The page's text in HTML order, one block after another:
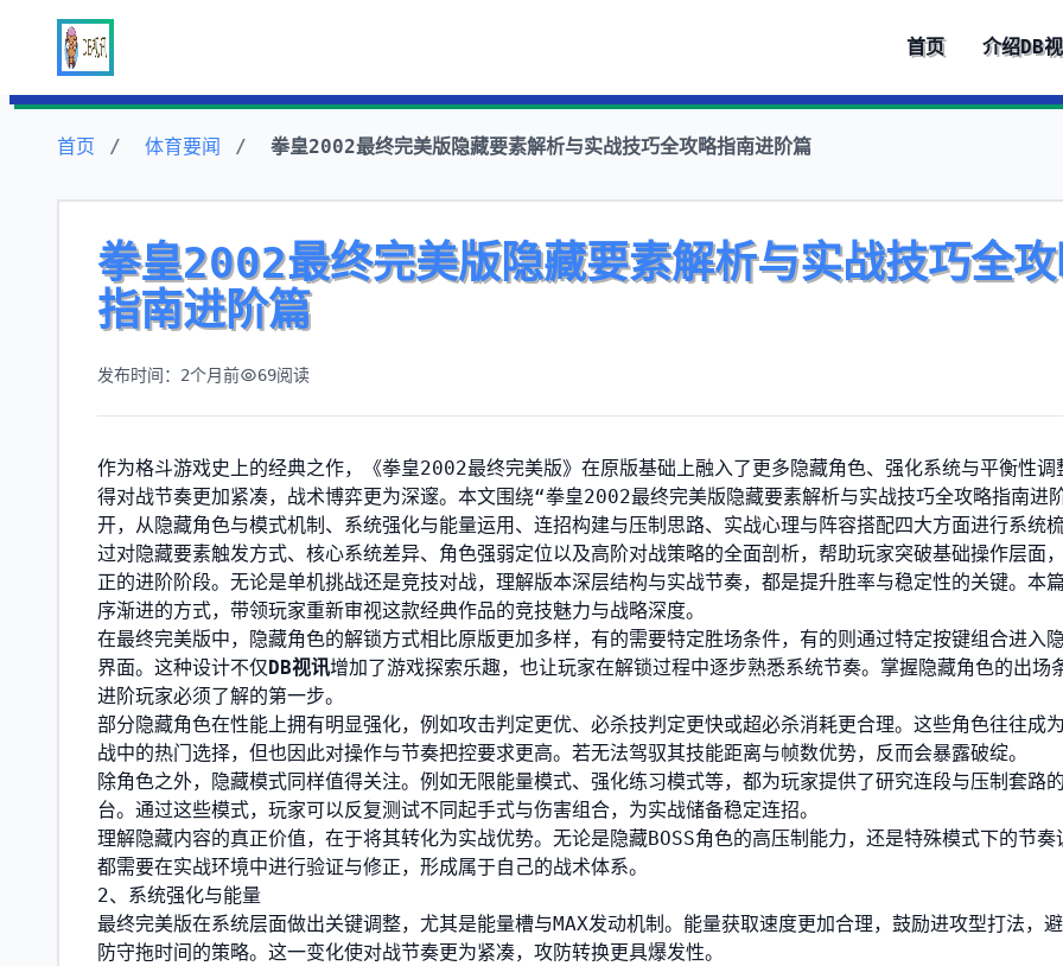
首页 介绍DB
首页 体育要闻 拳皇2002最终完美版隐藏要素解析与实战技巧全攻略指南进阶篇
拳皇2002最终完美版隐藏要素解析与实战技巧全
指南进阶篇
发布时间：2个月前 69阅读
作为格斗游戏史上的经典之作，《拳皇2002最终完美版》在原版基础上融入了更多隐藏角色、强化系统与平衡性调
得对战节奏更加紧凑，战术博弈更为深邃。本文围绕“拳皇2002最终完美版隐藏要素解析与实战技巧全攻略指南进
开，从隐藏角色与模式机制、系统强化与能量运用、连招构建与压制思路、实战心理与阵容搭配四大方面进行系统
过对隐藏要素触发方式、核心系统差异、角色强弱定位以及高阶对战策略的全面剖析，帮助玩家突破基础操作层面
正的进阶阶段。无论是单机挑战还是竞技对战，理解版本深层结构与实战节奏，都是提升胜率与稳定性的关键。本
序渐进的方式，带领玩家重新审视这款经典作品的竞技魅力与战略深度。
在最终完美版中，隐藏角色的解锁方式相比原版更加多样，有的需要特定胜场条件，有的则通过特定按键组合进入
界面。这种设计不仅DB视讯增加了游戏探索乐趣，也让玩家在解锁过程中逐步熟悉系统节奏。掌握隐藏角色的出场
进阶玩家必须了解的第一步。
部分隐藏角色在性能上拥有明显强化，例如攻击判定更优、必杀技判定更快或超必杀消耗更合理。这些角色往往成
战中的热门选择，但也因此对操作与节奏把控要求更高。若无法驾驭其技能距离与帧数优势，反而会暴露破绽。
除角色之外，隐藏模式同样值得关注。例如无限能量模式、强化练习模式等，都为玩家提供了研究连段与压制套路
台。通过这些模式，玩家可以反复测试不同起手式与伤害组合，为实战储备稳定连招。
理解隐藏内容的真正价值，在于将其转化为实战优势。无论是隐藏BOSS角色的高压制能力，还是特殊模式下的节奏
都需要在实战环境中进行验证与修正，形成属于自己的战术体系。
2、系统强化与能量
最终完美版在系统层面做出关键调整，尤其是能量槽与MAX发动机制。能量获取速度更加合理，鼓励进攻型打法，
防守拖时间的策略。这一变化使对战节奏更为紧凑，攻防转换更具爆发性。